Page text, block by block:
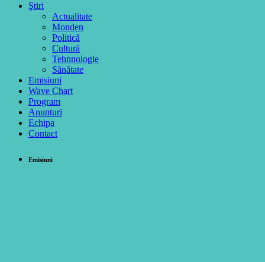
Ştiri
Actualitate
Monden
Politică
Cultură
Tehnnologie
Sănătate
Emisiuni
Wave Chart
Program
Anunturi
Echipa
Contact
Emisiuni